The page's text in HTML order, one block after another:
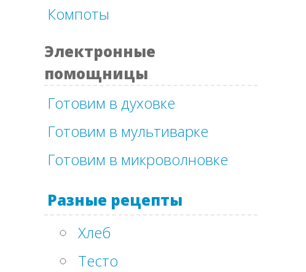
Компоты
Электронные
помощницы
Готовим в духовке
Готовим в мультиварке
Готовим в микроволновке
Разные рецепты
Хлеб
Тесто